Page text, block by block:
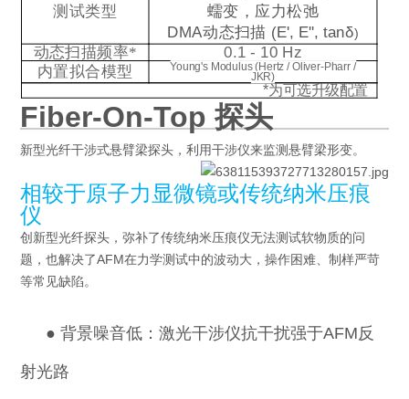
测试类型 蠕变，应力松弛
DMA动态扫描 (E', E'', tanδ)
动态扫描频率* 0.1 - 10 Hz
内置拟合模型 Young's Modulus (Hertz / Oliver-Pharr /
JKR)
*为可选升级配置
Fiber-On-Top 探头
新型光纤干涉式悬臂梁探头，利用干涉仪来监测悬臂梁形变。
相较于原子力显微镜或传统纳米压痕
仪
创新型光纤探头，弥补了传统纳米压痕仪无法测试软物质的问
题，也解决了AFM在力学测试中的波动大，操作困难、制样严苛
等常见缺陷。
●背景噪音低：激光干涉仪抗干扰强于AFM反
射光路